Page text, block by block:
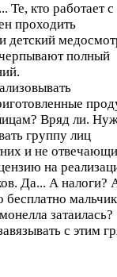
Те, кто работает с
проходить
детский
полный
Вряд ли.
группу лиц
и не
на
Да... А налоги?
затаилась?
с этим